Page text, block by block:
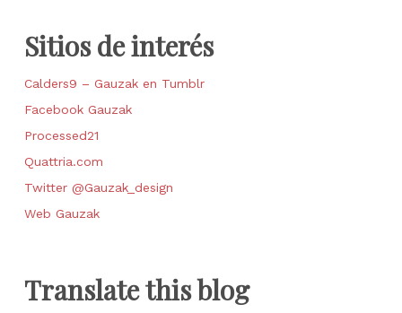
Sitios de interés
Calders9 – Gauzak en Tumblr
Facebook Gauzak
Processed21
Quattria.com
Twitter @Gauzak_design
Web Gauzak
Translate this blog